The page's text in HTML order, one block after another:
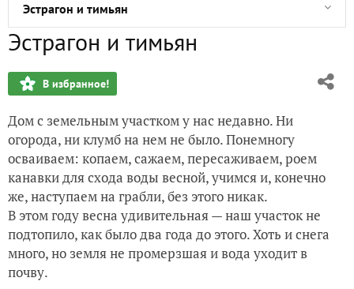
Эстрагон и тимьян
Сегодня ковырялась в теплице. Первые посевы
Огурцы. Эксперимент. Риск - благородное дело
Бальзамин, пока без звездочки
Пикировка петуний
Прекрасные "ромашки" от компании Гавриш
Сею капусту
"Клюква в сахаре" и "Купец-молодец"
Эстрагон и тимьян
В избранное!
Дом с земельным участком у нас недавно. Ни
огорода, ни клумб на нем не было. Понемногу
осваиваем: копаем, сажаем, пересаживаем, роем
канавки для схода воды весной, учимся и, конечно
же, наступаем на грабли, без этого никак.
В этом году весна удивительная — наш участок не
подтопило, как было два года до этого. Хоть и снега
много, но земля не промерзшая и вода уходит в
почву.